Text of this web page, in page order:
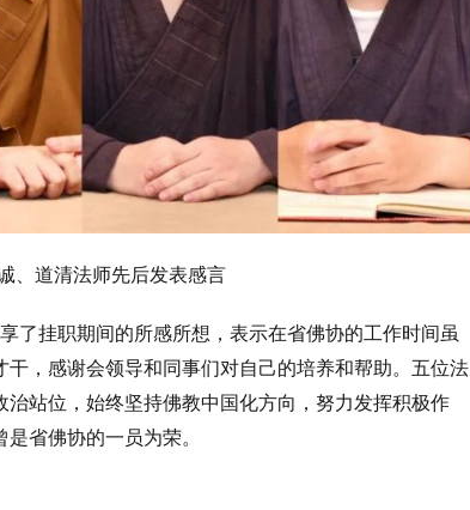
、道清法师先后发表感言
了挂职期间的所感所想，表示在省佛协的工作时间虽
，感谢会领导和同事们对自己的培养和帮助。五位法
治站位，始终坚持佛教中国化方向，努力发挥积极作
省佛协的一员为荣。